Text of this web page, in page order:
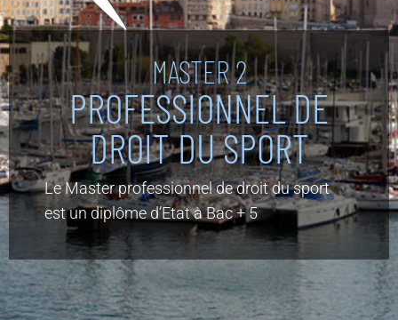
MASTER 2
PROFESSIONNEL DE
DROIT DU SPORT
Le Master professionnel de droit du sport
est un diplôme d’Etat à Bac + 5